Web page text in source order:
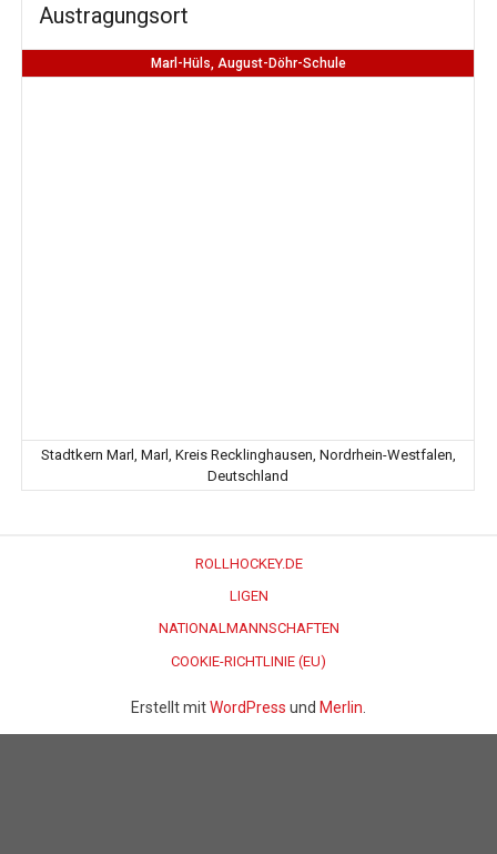
Austragungsort
Marl-Hüls, August-Döhr-Schule
Stadtkern Marl, Marl, Kreis Recklinghausen, Nordrhein-Westfalen,
Deutschland
ROLLHOCKEY.DE
LIGEN
NATIONALMANNSCHAFTEN
COOKIE-RICHTLINIE (EU)
Erstellt mitWordPress und Merlin